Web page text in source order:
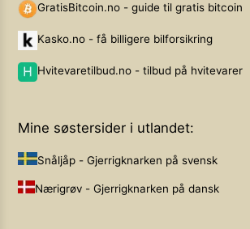
GratisBitcoin.no - guide til gratis bitcoin
Kasko.no - få billigere bilforsikring
Hvitevaretilbud.no - tilbud på hvitevarer
Mine søstersider i utlandet:
Snåljåp - Gjerrigknarken på svensk
Nærigrøv - Gjerrigknarken på dansk